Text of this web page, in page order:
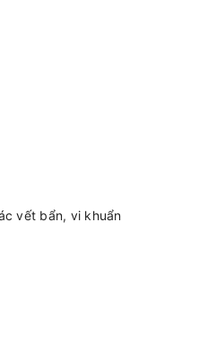
vết bẩn, vi khuẩn